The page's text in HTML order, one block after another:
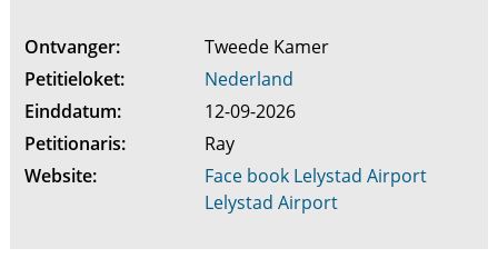
Ontvanger:
Tweede Kamer
Petitieloket:
Nederland
Einddatum:
12-09-2026
Petitionaris:
Ray
Website:
Face book Lelystad Airport
Lelystad Airport